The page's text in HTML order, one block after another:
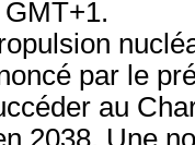
par le
au
2038. Une